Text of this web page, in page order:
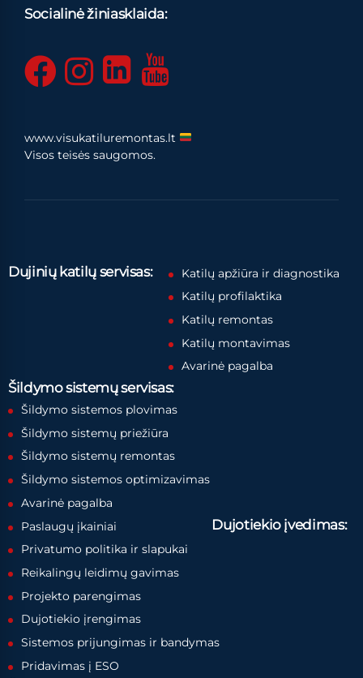
Socialinė žiniasklaida:
www.visukatiluremontas.lt
Visos teisės saugomos.
Dujinių katilų servisas:
Katilų apžiūra ir diagnostika
Katilų profilaktika
Katilų remontas
Katilų montavimas
Avarinė pagalba
Šildymo sistemų servisas:
Šildymo sistemos plovimas
Šildymo sistemų priežiūra
Šildymo sistemų remontas
Šildymo sistemos optimizavimas
Avarinė pagalba
Paslaugų įkainiai
Privatumo politika ir slapukai
Dujotiekio įvedimas:
Reikalingų leidimų gavimas
Projekto parengimas
Dujotiekio įrengimas
Sistemos prijungimas ir bandymas
Pridavimas į ESO